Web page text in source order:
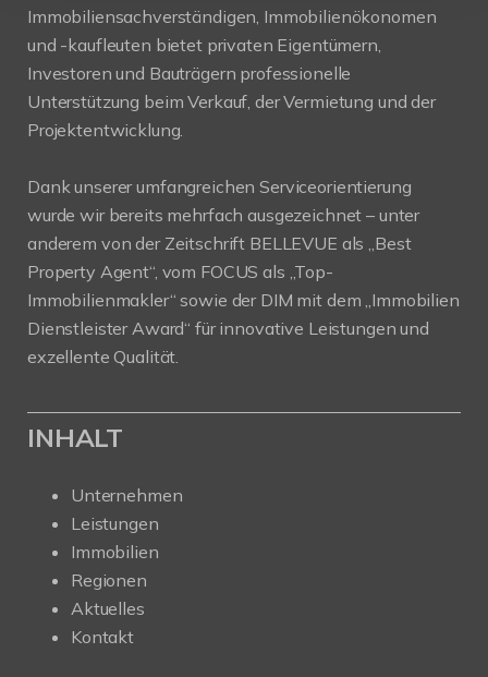
Immobiliensachverständigen, Immobilienökonomen
und -kaufleuten bietet privaten Eigentümern,
Investoren und Bauträgern professionelle
Unterstützung beim Verkauf, der Vermietung und der
Projektentwicklung.
Dank unserer umfangreichen Serviceorientierung
wurde wir bereits mehrfach ausgezeichnet – unter
anderem von der Zeitschrift BELLEVUE als „Best
Property Agent“, vom FOCUS als „Top-
Immobilienmakler“ sowie der DIM mit dem „Immobilien
Dienstleister Award“ für innovative Leistungen und
exzellente Qualität.
INHALT
Unternehmen
Leistungen
Immobilien
Regionen
Aktuelles
Kontakt